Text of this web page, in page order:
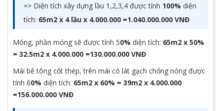
=> Diện tích xây dựng lầu 1,2,3,4 được tính 100% diện
tích: 65m2 x 4 lầu x 4.000.000 =1.040.000.000 VNĐ
Móng, phần móng sẽ được tính 50% diện tích: 65m2 x 50%
= 32.5m2 x 4.000.000 =130.000.000 VNĐ
Mái bê tông cốt thép, trên mái có lát gạch chống nóng được
tính 60% diện tích: 65m2 x 60% = 39m2 x 4.000.000
=156.000.000 VNĐ